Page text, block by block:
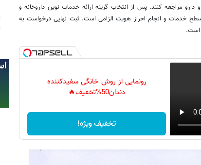
دارو مراجعه کنند. پس از انتخاب گزینه ارائه خدمات نوین داروخانه و
سطح خدمات و انجام احراز هویت الزامی است. ثبت نهایی درخواست به
است.
رونمایی از روش خانگی سفیدکننده
دندان50%تخفیف🔥
تخفیف ویژه!